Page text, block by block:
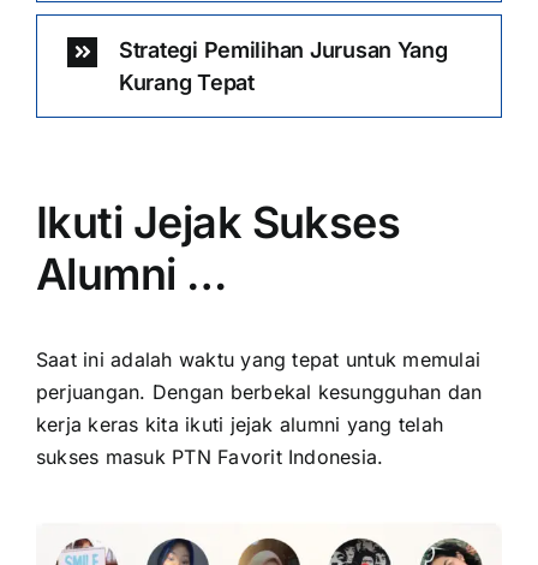
Strategi Pemilihan Jurusan Yang
Kurang Tepat
Ikuti Jejak Sukses
Alumni …
Saat ini adalah waktu yang tepat untuk memulai
perjuangan. Dengan berbekal kesungguhan dan
kerja keras kita ikuti jejak alumni yang telah
sukses masuk PTN Favorit Indonesia.